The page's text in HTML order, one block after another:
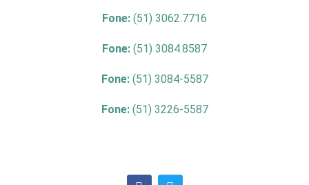
Fone: (51) 3062.7716
Fone: (51) 3084.8587
Fone: (51) 3084-5587
Fone: (51) 3226-5587